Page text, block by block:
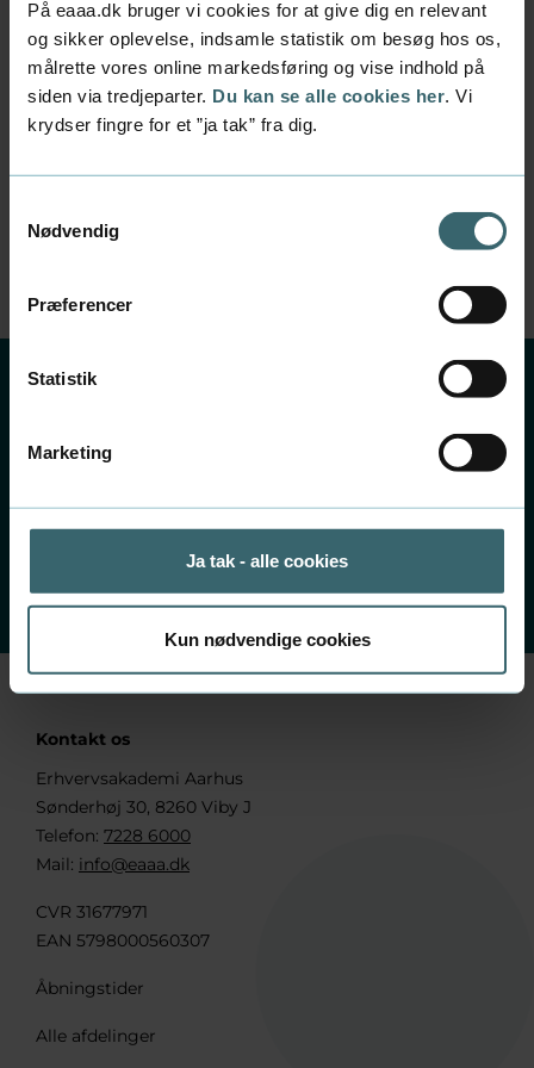
På eaaa.dk bruger vi cookies for at give dig en relevant
og sikker oplevelse, indsamle statistik om besøg hos os,
målrette vores online markedsføring og vise indhold på
siden via tredjeparter. Du kan se alle cookies her. Vi
krydser fingre for et ”ja tak” fra dig.
Nødvendig
Præferencer
Statistik
Marketing
Ja tak - alle cookies
Kun nødvendige cookies
nuværende videregående uddannelse?
Hvilket fremtidigt arbejds- og karriereliv vil
passe til mig?
Sådan booker du samtalen
Samtalen varer ca. ½ time og foregår på en af
Erhvervsakademi Aarhus' afdelinger eller online
Du skal ringe til os og aftale dato og tidspunkt.
Få fat i en studie- og
karrierevejleder
Mail:vejledning@eaaa.dk
Se åbningstider her
Kontakt os
Erhvervsakademi Aarhus
Sønderhøj 30, 8260 Viby J
Telefon: 7228 6000
Mail: info@eaaa.dk
CVR 31677971
EAN 5798000560307
Åbningstider
Alle afdelinger